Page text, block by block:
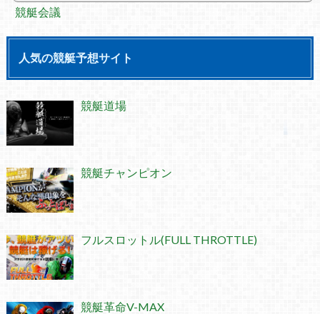
競艇会議
人気の競艇予想サイト
競艇道場
競艇チャンピオン
フルスロットル(FULL THROTTLE)
競艇革命V-MAX